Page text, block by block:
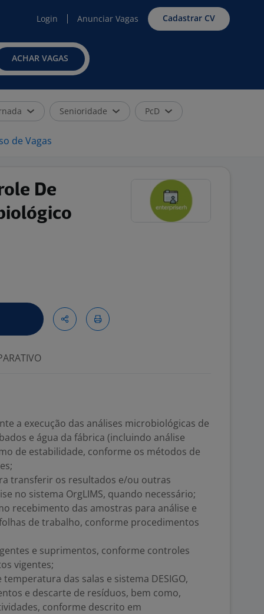
Login Anunciar Vagas Cadastrar CV
ACHAR VAGAS
Senioridade PcD
de Vagas
De
a execução das análises microbiológicas de
e água da fábrica (incluindo análise
de estabilidade, conforme os métodos de
transferir os resultados e/ou outras
no sistema OrgLIMS, quando necessário;
recebimento das amostras para análise e
de trabalho, conforme procedimentos
e suprimentos, conforme controles
vigentes;
das salas e sistema DESIGO,
e descarte de resíduos, bem como,
conforme descrito em